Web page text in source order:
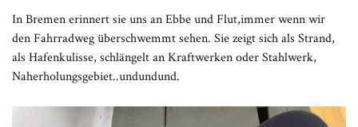
In Bremen erinnert sie uns an Ebbe und Flut,immer wenn wir
den Fahrradweg überschwemmt sehen. Sie zeigt sich als Strand,
als Hafenkulisse, schlängelt an Kraftwerken oder Stahlwerk,
Naherholungsgebiet..undundund.